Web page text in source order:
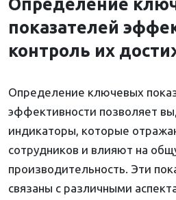
Определение
показателей
контроль их
Определение ключевых
эффективности позволяет
индикаторы, которые
сотрудников и влияют на
производительность. Эти
связаны с различными